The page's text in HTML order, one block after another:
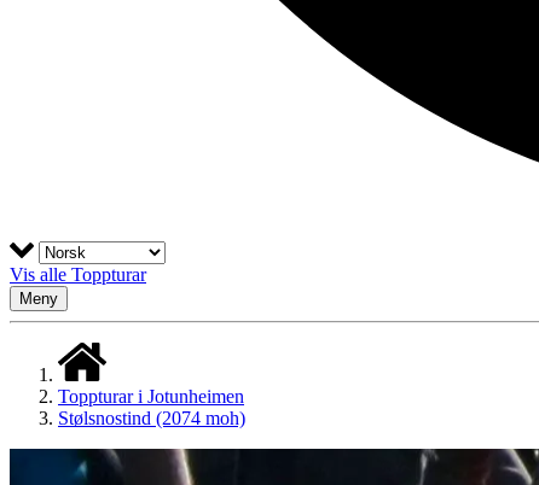
Vis alle Toppturar
Meny
Toppturar i Jotunheimen
Stølsnostind (2074 moh)